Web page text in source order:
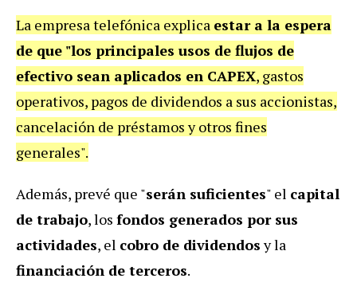
La empresa telefónica explica estar a la espera
de que "los principales usos de flujos de
efectivo sean aplicados en CAPEX, gastos
operativos, pagos de dividendos a sus accionistas,
cancelación de préstamos y otros fines
generales".
Además, prevé que "serán suficientes" el capital
de trabajo, los fondos generados por sus
actividades, el cobro de dividendosy la
financiación de terceros.